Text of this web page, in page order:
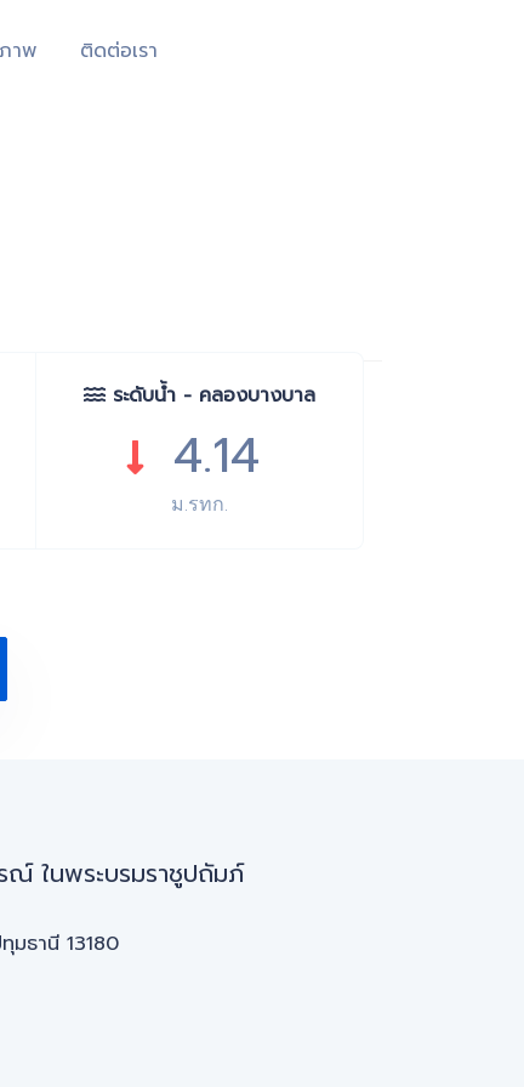
าพ ติดต่อเรา
ระดับน้ำ - คลองบางบาล
4.14
ม.รทก.
ณ์ ในพระบรมราชูปถัมภ์
ธานี 13180